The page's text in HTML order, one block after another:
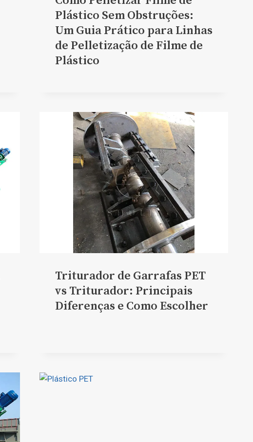
Plástico Sem Obstruções:
Um Guia Prático para Linhas
de Pelletização de Filme de
Plástico
Triturador de Garrafas PET
vs Triturador: Principais
Diferenças e Como Escolher